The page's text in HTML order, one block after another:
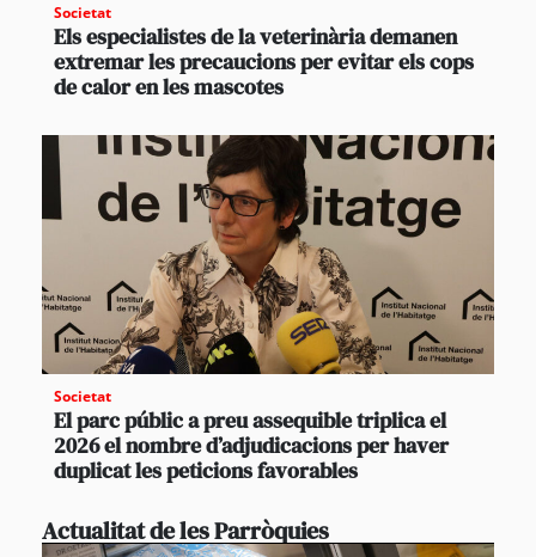
Societat
Els especialistes de la veterinària demanen
extremar les precaucions per evitar els cops
de calor en les mascotes
Societat
El parc públic a preu assequible triplica el
2026 el nombre d’adjudicacions per haver
duplicat les peticions favorables
Actualitat de les Parròquies